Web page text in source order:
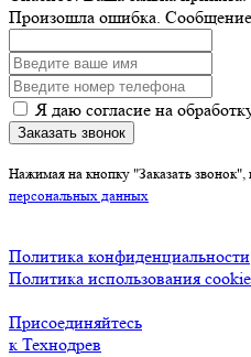
Произошла ошибка.
Я даю согласие на
Заказать звонок
Нажимая на кнопку "Заказать звонок",
персональных данных
Политика конфиденциальности
Политика использования
Присоединяйтесь
к Технодрев